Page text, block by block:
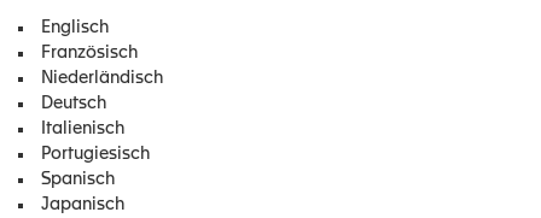
Englisch
Französisch
Niederländisch
Deutsch
Italienisch
Portugiesisch
Spanisch
Japanisch